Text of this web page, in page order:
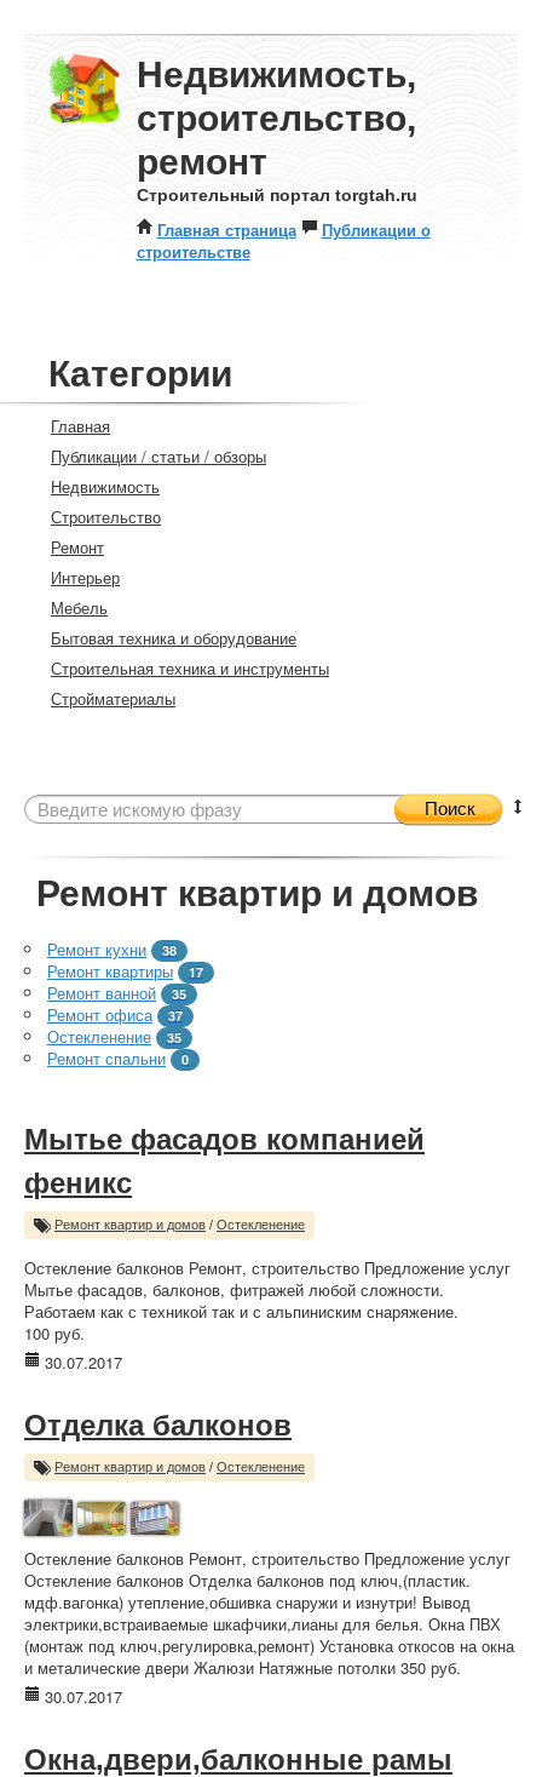
Недвижимость,
строительство,
ремонт
Строительный портал torgtah.ru
Главная страница
Публикации о
строительстве
Категории
Главная
Публикации / статьи / обзоры
Недвижимость
Строительство
Ремонт
Интерьер
Мебель
Бытовая техника и оборудование
Строительная техника и инструменты
Стройматериалы
Поиск
Ремонт квартир и домов
Ремонт кухни 38
Ремонт квартиры 17
Ремонт ванной 35
Ремонт офиса 37
Остекленение 35
Ремонт спальни 0
Мытье фасадов компанией
феникс
Ремонт квартир и домов / Остекленение
Остекление балконов Ремонт, строительство Предложение услуг
Мытье фасадов, балконов, фитражей любой сложности.
Работаем как с техникой так и с альпиниским снаряжение.
100 руб.
30.07.2017
Отделка балконов
Ремонт квартир и домов / Остекленение
Остекление балконов Ремонт, строительство Предложение услуг
Остекление балконов Отделка балконов под ключ,(пластик.
мдф.вагонка) утепление,обшивка снаружи и изнутри! Вывод
электрики,встраиваемые шкафчики,лианы для белья. Окна ПВХ
(монтаж под ключ,регулировка,ремонт) Установка откосов на окна
и металические двери Жалюзи Натяжные потолки 350 руб.
30.07.2017
Окна,двери,балконные рамы